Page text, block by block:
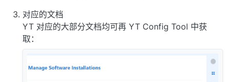
对应的文档
YT 对应的大部分文档均可再 YT Config Tool 中获
取：